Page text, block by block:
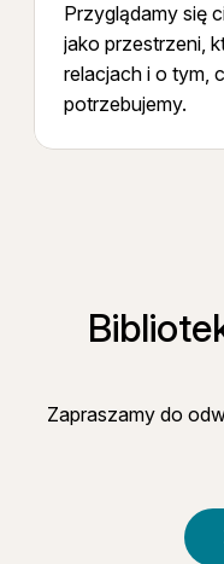
Przyglądamy się
jako przestrzeni,
relacjach i o tym,
potrzebujemy.
Zapraszamy do